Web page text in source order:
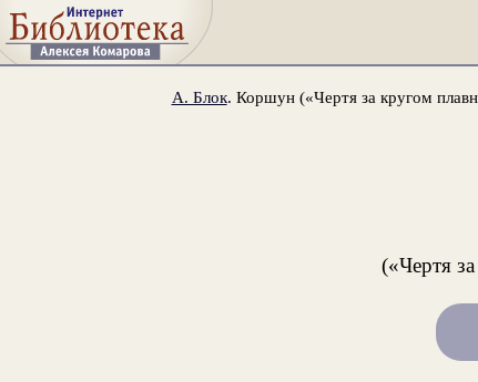
А. Блок. Коршун («Чертя за кругом
(«Чертя